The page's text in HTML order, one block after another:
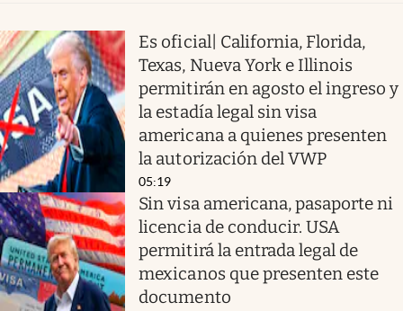
Es oficial| California, Florida,
Texas, Nueva York e Illinois
permitirán en agosto el ingreso y
la estadía legal sin visa
americana a quienes presenten
la autorización del VWP
05:19
Sin visa americana, pasaporte ni
licencia de conducir. USA
permitirá la entrada legal de
mexicanos que presenten este
documento